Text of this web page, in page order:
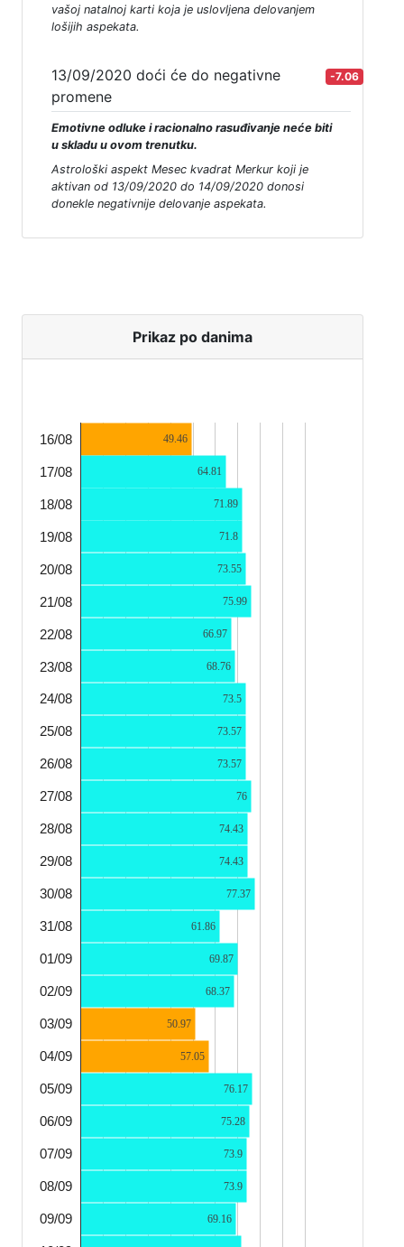
vašoj natalnoj karti koja je uslovljena delovanjem
lošijih aspekata.
13/09/2020 doći će do negativne
promene
-7.06
Emotivne odluke i racionalno rasuđivanje neće biti
u skladu u ovom trenutku.
Astrološki aspekt Mesec kvadrat Merkur koji je
aktivan od 13/09/2020 do 14/09/2020 donosi
donekle negativnije delovanje aspekata.
Prikaz po danima
16/08
17/08
18/08
19/08
20/08
21/08
22/08
23/08
24/08
25/08
26/08
27/08
28/08
29/08
30/08
31/08
01/09
02/09
03/09
04/09
05/09
06/09
07/09
08/09
09/09
49.46
64.81
71.89
71.8
73.55
75.99
66.97
68.76
73.5
73.57
73.57
76
74.43
74.43
77.37
61.86
69.87
68.37
50.97
57.05
76.17
75.28
73.9
73.9
69.16